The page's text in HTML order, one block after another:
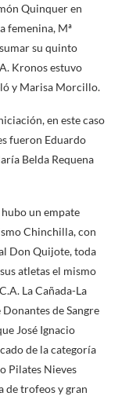
Quinquer en
femenina, Mª
su quinto
Kronos estuvo
y Marisa Morcillo.
en este caso
fueron Eduardo
Belda Requena
un empate
Chinchilla, con
Don Quijote, toda
atletas el mismo
La Cañada-La
de Sangre
José Ignacio
de la categoría
Pilates Nieves
de trofeos y gran